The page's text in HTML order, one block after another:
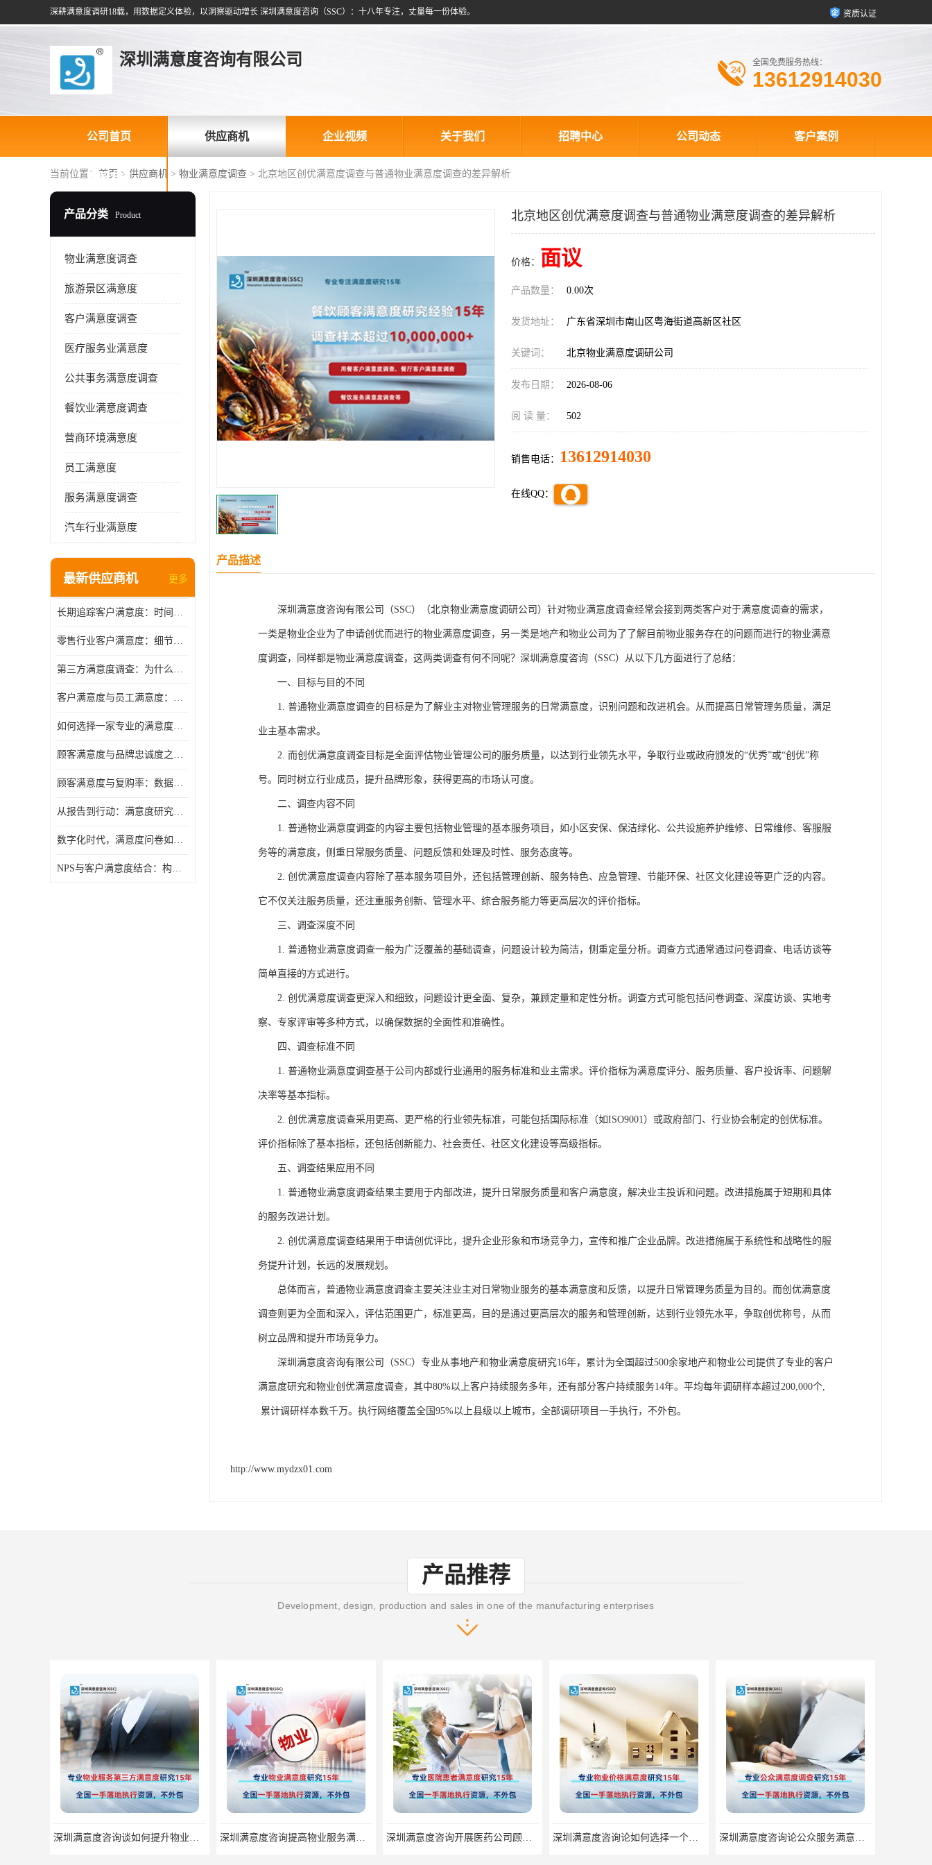
深耕满意度调研18载，用数据定义体验，以洞察驱动增长 深圳满意度咨询（SSC）：十八年专注，丈量每一份体验。 资质认证
深圳满意度咨询有限公司 全国免费服务热线：
13612914030
公司首页 供应商机 企业视频 关于我们 招聘中心 公司动态 客户案例
联系方式
当前位置： 首页 > 供应商机 > 物业满意度调查 > 北京地区创优满意度调查与普通物业满意度调查的差异解析
产品分类 Product
物业满意度调查
旅游景区满意度
客户满意度调查
医疗服务业满意度
公共事务满意度调查
餐饮业满意度调查
营商环境满意度
员工满意度
服务满意度调查
汽车行业满意度
最新供应商机 更多
长期追踪客户满意度：时间维度上的管理智慧
零售行业客户满意度：细节决定复购率
第三方满意度调查：为什么企业需要"外脑"视角
客户满意度与员工满意度：一枚硬币的两面
如何选择一家专业的满意度调研公司
顾客满意度与品牌忠诚度之间，隔着一层"体验管理"
顾客满意度与复购率：数据背后的商业逻辑
从报告到行动：满意度研究的落地之道
数字化时代，满意度问卷如何与时俱进
NPS与客户满意度结合：构建更完整的忠诚度调查预测模型
北京地区创优满意度调查与普通物业满意度调查的差异解析
价格： 面议
产品数量： 0.00次
发货地址： 广东省深圳市南山区粤海街道高新区社区
关键词： 北京物业满意度调研公司
发布日期： 2026-08-06
阅 读 量： 502
销售电话： 13612914030
在线QQ：
产品描述
深圳满意度咨询有限公司（SSC） （北京物业满意度调研公司 ） 针对物业满意度调查经常会接到两类客户对于满意度调查的需求，
一类是物业企业为了申请创优而进行的物业满意度调查， 另一类是地产和物业公司为了了解目前物业服务存在的问题而进行的物业满意
度调查，同样都是物业满意度调查，这两类调查有何不同呢？ 深圳满意度咨询（SSC） 从以下几方面进行了总结：
一、 目标与目的不同
1. 普通物业满意度调查的目标是为 了解业主对物业管理服务的日常满意度，识别问题和改进机会。 从而提高日常管理务质量，满足
业主基本需求。
2. 而创优满意度调查目标是全面评估物业管理公司的服务质量，以达到行业领先水平，争取行业或政府颁发的“优秀”或“创优”称
号。 同时树立行业成员，提升品牌形象，获得更高的市场认可度。
二、 调查内容不同
1. 普通物业满意度调查的内容主要包括物业管理的基本服务项目，如小区安保、保洁绿化、公共设施养护维修、日常维修、客服服
务等的满意度， 侧重日常服务质量、问题反馈和处理及时性、服务态度等。
2. 创优满意度调查内容除了基本服务项目外，还包括管理创新、服务特色、应急管理、节能环保、社区文化建设等更广泛的内容。
它不仅关注服务质量，还注重服务创新、管理水平、综合服务能力等更高层次的评价指标。
三、 调查深度不同
1. 普通物业满意度调查一般为广泛覆盖的基础调查，问题设计较为简洁，侧重定量分析。调查方式通常通过问卷调查、电话访谈等
简单直接的方式进行。
2. 创优满意度调查更深入和细致，问题设计更全面、复杂，兼顾定量和定性分析。调查方式可能包括问卷调查、深度访谈、实地考
察、专家评审等多种方式，以确保数据的全面性和准确性。
四、 调查标准不同
1. 普通物业满意度调查基于公司内部或行业通用的服务标准和业主需求。评价指标为满意度评分、服务质量、 客户投诉率、 问题解
决率等基本指标。
2. 创优满意度调查采用更高、更严格的行业领先标准，可能包括国际标准（如ISO9001）或政府部门、行业协会制定的创优标准。
评价指标除了基本指标，还包括创新能力、社会责任、社区文化建设等高级指标。
五、 调查结果应用不同
1. 普通物业满意度调查结果主要用于内部改进，提升日常服务质量和客户满意度，解决业主投诉和问题。改进措施属于短期和具体
的服务改进计划。
2. 创优满意度调查结果用于申请创优评比，提升企业形象和市场竞争力，宣传和推广企业品牌。 改进措施属于系统性和战略性的服
务提升计划，长远的发展规划。
总体而言， 普通物业满意度调查主要关注业主对日常物业服务的基本满意度和反馈，以提升日常管理务质量为目的。 而创优满意度
调查则更为全面和深入，评估范围更广，标准更高，目的是通过更高层次的服务和管理创新，达到行业领先水平，争取创优称号，从而
树立品牌和提升市场竞争力。
深圳满意度咨询有限公司（SSC）专业从事地产和物业满意度研究16年，累计为全国超过500余家地产和物业公司提供了专业的客户
满意度研究和物业创优满意度调查，其中80%以上客户持续服务多年，还有部分客户持续服务14年。平均每年调研样本超过200,000个,
累计调研样本数千万。执行网络覆盖全国95%以上县级以上城市，全部调研项目一手执行，不外包。
http://www.mydzx01.com
产品推荐
Development, design, production and sales in one of the manufacturing enterprises
深圳满意度咨询谈如何提升物业满意度 深圳满意度咨询提高物业服务满意度调查方案 深圳满意度咨询开展医药公司顾客满意度调查 深圳满意度咨询论如何选择一个好的物业满意度公司 深圳满意度咨询论公众服务满意度调查的意义